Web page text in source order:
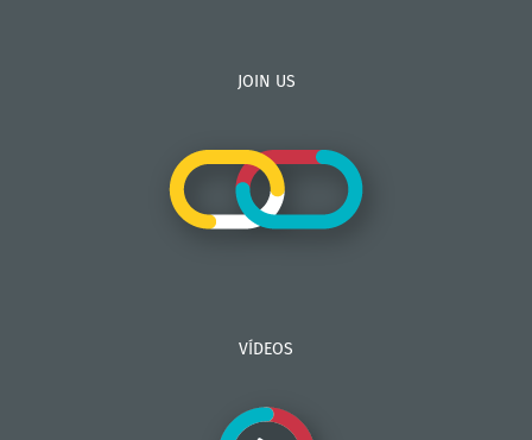
JOIN US
VÍDEOS